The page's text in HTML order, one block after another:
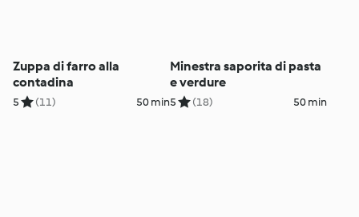
Zuppa di farro alla
contadina
5 (11) 50 min
Minestra saporita di pasta
e verdure
5 (18) 50 min